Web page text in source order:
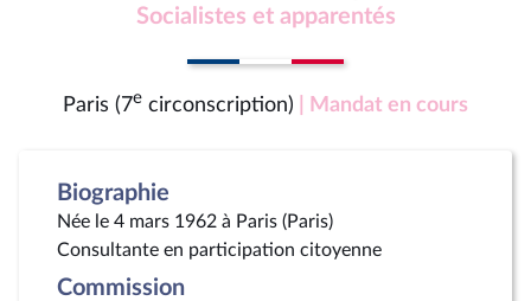
Socialistes et apparentés
Paris (7e circonscription) | Mandat en cours
Biographie
Née le 4 mars 1962 à Paris (Paris)
Consultante en participation citoyenne
Commission